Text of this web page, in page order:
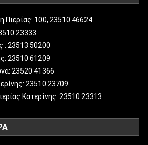
Πιερίας: 100, 23510 46624
23333
: 23513 50200
23510 61209
23520 41366
23510 23709
Κατερίνης: 23510 23313